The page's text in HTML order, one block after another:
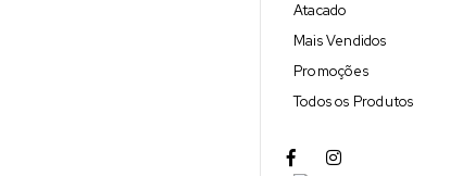
Atacado
Mais Vendidos
Promoções
Todos os Produtos